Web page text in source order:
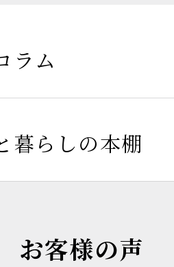
ラム
暮らしの本棚
お客様の声